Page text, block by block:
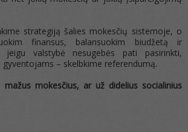
strategiją šalies mokesčių sistemoje, o
finansus, balansuokim biudžetą ir
jeigu valstybė nesugebės pati pasirinkti,
– skelbkime referendumą.
mokesčius, ar už didelius socialinius